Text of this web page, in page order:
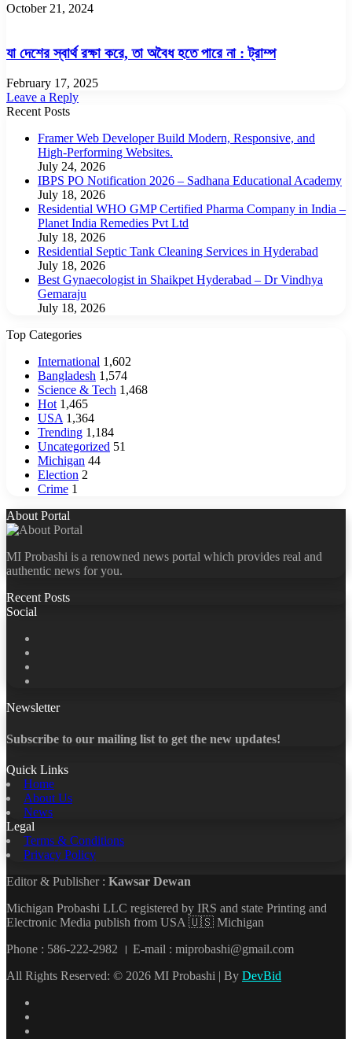
October 21, 2024
যা দেশের স্বার্থ রক্ষা করে, তা অবৈধ হতে পারে না : ট্রাম্প
February 17, 2025
Leave a Reply
Recent Posts
Framer Web Developer Build Modern, Responsive, and
High-Performing Websites.
July 24, 2026
IBPS PO Notification 2026 – Sadhana Educational Academy
July 18, 2026
Residential WHO GMP Certified Pharma Company in India –
Planet India Remedies Pvt Ltd
July 18, 2026
Residential Septic Tank Cleaning Services in Hyderabad
July 18, 2026
Best Gynaecologist in Shaikpet Hyderabad – Dr Vindhya
Gemaraju
July 18, 2026
Top Categories
International 1,602
Bangladesh 1,574
Science & Tech 1,468
Hot 1,465
USA 1,364
Trending 1,184
Uncategorized 51
Michigan 44
Election 2
Crime 1
About Portal
MI Probashi is a renowned news portal which provides real and
authentic news for you.
Recent Posts
Social
Newsletter
Subscribe to our mailing list to get the new updates!
Quick Links
Home
About Us
News
Legal
Terms & Conditions
Privacy Policy
Editor & Publisher : Kawsar Dewan
Michigan Probashi LLC registered by IRS and state Printing and
Electronic Media publish from USA 🇺🇸 Michigan
Phone : 586-222-2982 । E-mail : miprobashi@gmail.com
All Rights Reserved: © 2026 MI Probashi | By DevBid